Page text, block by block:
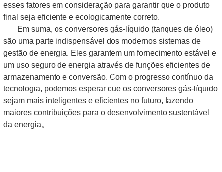
esses fatores em consideração para garantir que o produto
final seja eficiente e ecologicamente correto.
Em suma, os conversores gás-líquido (tanques de óleo)
são uma parte indispensável dos modernos sistemas de
gestão de energia. Eles garantem um fornecimento estável e
um uso seguro de energia através de funções eficientes de
armazenamento e conversão. Com o progresso contínuo da
tecnologia, podemos esperar que os conversores gás-líquido
sejam mais inteligentes e eficientes no futuro, fazendo
maiores contribuições para o desenvolvimento sustentável
da energia。